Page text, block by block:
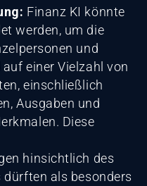
Finanz KI könnte
werden, um die
und
einer Vielzahl von
einschließlich
Ausgaben und
Diese
hinsichtlich des
als besonders